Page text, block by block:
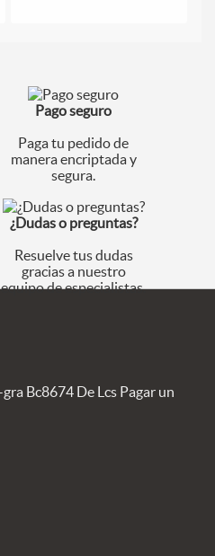
Pago seguro
Paga tu pedido de
manera encriptada y
segura.
¿Dudas o preguntas?
Resuelve tus dudas
gracias a nuestro
equipo de especialistas.
Pagar un